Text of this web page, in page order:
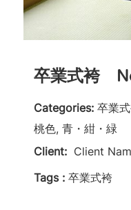
卒業式袴
Categories: 卒業
桃色, 青・紺・緑
Client: Client
Tags : 卒業式袴